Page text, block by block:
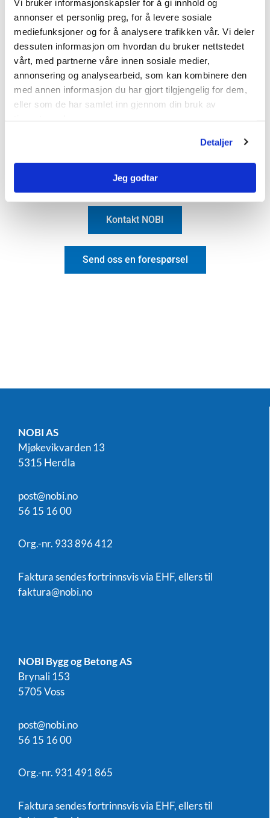
Vi bruker informasjonskapsler for å gi innhold og
annonser et personlig preg, for å levere sosiale
mediefunksjoner og for å analysere trafikken vår. Vi deler
dessuten informasjon om hvordan du bruker nettstedet
vårt, med partnerne våre innen sosiale medier,
annonsering og analysearbeid, som kan kombinere den
med annen informasjon du har gjort tilgjengelig for dem,
eller som de har samlet inn gjennom din bruk av
Detaljer
Jeg godtar
Støttemur
NOBI Stormur
Heller
Industristein
Drensrenner
Treplantekummer
Kontakt NOBI
Send oss en forespørsel
NOBI AS
Mjøkevikvarden 13
5315 Herdla
post@nobi.no
56 15 16 00
Org.-nr. 933 896 412
Faktura sendes fortrinnsvis via EHF, ellers til
faktura@nobi.no
NOBI Bygg og Betong AS
Brynali 153
5705 Voss
post@nobi.no
56 15 16 00
Org.-nr. 931 491 865
Faktura sendes fortrinnsvis via EHF, ellers til